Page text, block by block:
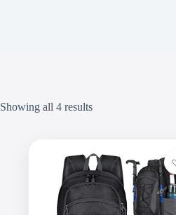
Showing all 4 results